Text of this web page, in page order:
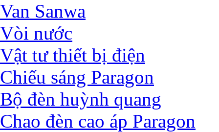
Van Sanwa
Vòi nước
Vật tư thiết bị điện
Chiếu sáng Paragon
Bộ đèn huỳnh quang
Chao đèn cao áp Paragon